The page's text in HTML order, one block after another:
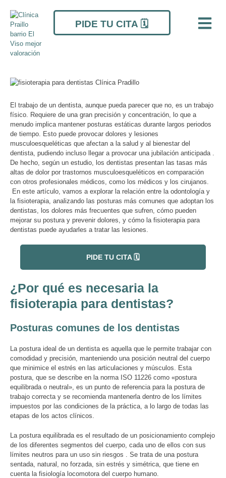
contenido
PIDE TU CITA 🗓️
El trabajo de un dentista, aunque pueda parecer que no, es un trabajo
físico. Requiere de una gran precisión y concentración, lo que a
menudo implica mantener posturas estáticas durante largos periodos
de tiempo. Esto puede provocar dolores y lesiones
musculoesqueléticas que afectan a la salud y al bienestar del
dentista, pudiendo incluso llegar a provocar una jubilación anticipada .
De hecho, según un estudio, los dentistas presentan las tasas más
altas de dolor por trastornos musculoesqueléticos en comparación
con otros profesionales médicos, como los médicos y los cirujanos.
En este artículo, vamos a explorar la relación entre la odontología y
la fisioterapia, analizando las posturas más comunes que adoptan los
dentistas, los dolores más frecuentes que sufren, cómo pueden
mejorar su postura y prevenir dolores, y cómo la fisioterapia para
dentistas puede ayudarles a tratar las lesiones.
PIDE TU CITA 🗓️
¿Por qué es necesaria la
fisioterapia para dentistas?
Posturas comunes de los dentistas
La postura ideal de un dentista es aquella que le permite trabajar con
comodidad y precisión, manteniendo una posición neutral del cuerpo
que minimice el estrés en las articulaciones y músculos. Esta
postura, que se describe en la norma ISO 11226 como «postura
equilibrada o neutral», es un punto de referencia para la postura de
trabajo correcta y se recomienda mantenerla dentro de los límites
impuestos por las condiciones de la práctica, a lo largo de todas las
etapas de los actos clínicos.
La postura equilibrada es el resultado de un posicionamiento complejo
de los diferentes segmentos del cuerpo, cada uno de ellos con sus
límites neutros para un uso sin riesgos . Se trata de una postura
sentada, natural, no forzada, sin estrés y simétrica, que tiene en
cuenta la fisiología locomotora del cuerpo humano.
de
entradas